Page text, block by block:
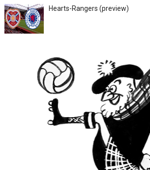
Hearts-Rangers (preview)